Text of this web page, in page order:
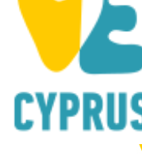
Gastronomy
»
ISABELLA